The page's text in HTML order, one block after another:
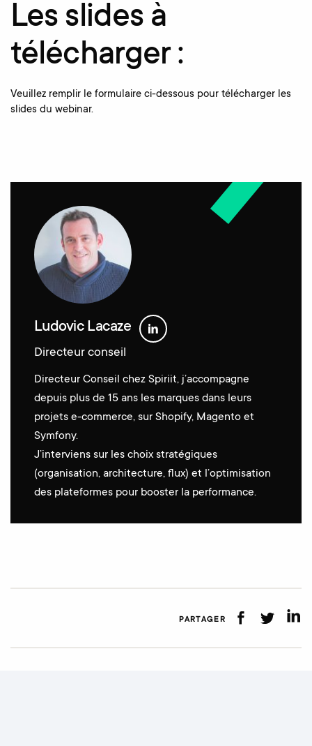
Les slides à
télécharger :
Veuillez remplir le formulaire ci-dessous pour télécharger les
slides du webinar.
Ludovic Lacaze
Directeur conseil
Directeur Conseil chez Spiriit, j’accompagne
depuis plus de 15 ans les marques dans leurs
projets e-commerce, sur Shopify, Magento et
Symfony.
J’interviens sur les choix stratégiques
(organisation, architecture, flux) et l’optimisation
des plateformes pour booster la performance.
PARTAGER